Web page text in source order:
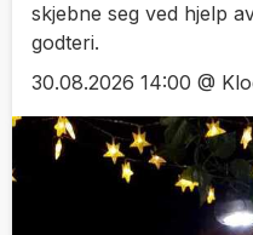
skjebne seg ved hjelp
godteri.
30.08.2026 14:00 @